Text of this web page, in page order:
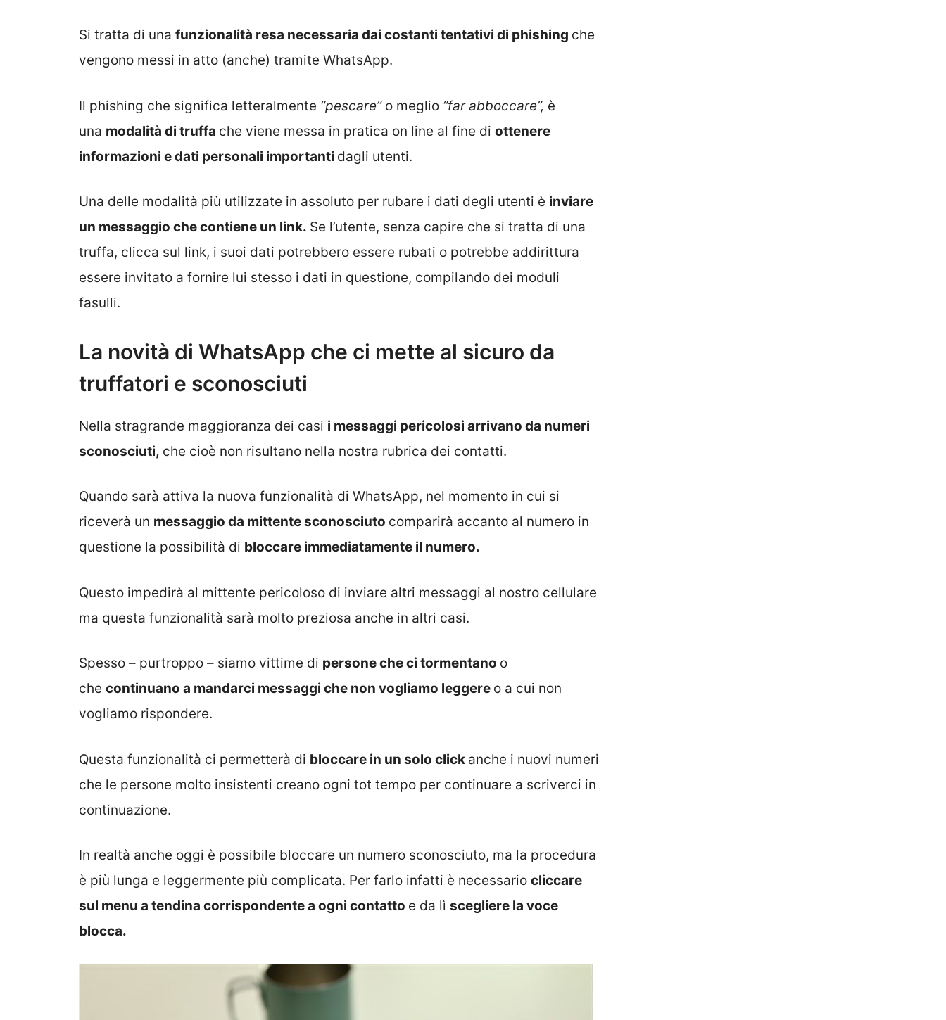
Si tratta di una funzionalità resa necessaria dai costanti tentativi di phishing che
vengono messi in atto (anche) tramite WhatsApp.
Il phishing che significa letteralmente “pescare” o meglio “far abboccare”, è
una modalità di truffa che viene messa in pratica on line al fine di ottenere
informazioni e dati personali importanti dagli utenti.
Una delle modalità più utilizzate in assoluto per rubare i dati degli utenti è inviare
un messaggio che contiene un link. Se l’utente, senza capire che si tratta di una
truffa, clicca sul link, i suoi dati potrebbero essere rubati o potrebbe addirittura
essere invitato a fornire lui stesso i dati in questione, compilando dei moduli
fasulli.
La novità di WhatsApp che ci mette al sicuro da
truffatori e sconosciuti
Nella stragrande maggioranza dei casi i messaggi pericolosi arrivano da numeri
sconosciuti, che cioè non risultano nella nostra rubrica dei contatti.
Quando sarà attiva la nuova funzionalità di WhatsApp, nel momento in cui si
riceverà un messaggio da mittente sconosciuto comparirà accanto al numero in
questione la possibilità di bloccare immediatamente il numero.
Questo impedirà al mittente pericoloso di inviare altri messaggi al nostro cellulare
ma questa funzionalità sarà molto preziosa anche in altri casi.
Spesso – purtroppo – siamo vittime di persone che ci tormentano o
che continuano a mandarci messaggi che non vogliamo leggere o a cui non
vogliamo rispondere.
Questa funzionalità ci permetterà di bloccare in un solo click anche i nuovi numeri
che le persone molto insistenti creano ogni tot tempo per continuare a scriverci in
continuazione.
In realtà anche oggi è possibile bloccare un numero sconosciuto, ma la procedura
è più lunga e leggermente più complicata. Per farlo infatti è necessario cliccare
sul menu a tendina corrispondente a ogni contatto e da lì scegliere la voce
blocca.